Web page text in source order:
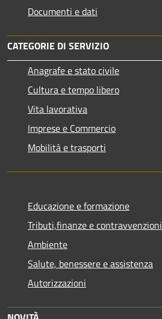
Documenti e dati
CATEGORIE DI SERVIZIO
Anagrafe e stato civile
Cultura e tempo libero
Vita lavorativa
Imprese e Commercio
Mobilità e trasporti
Educazione e formazione
Tributi,finanze e contravvenzioni
Ambiente
Salute, benessere e assistenza
Autorizzazioni